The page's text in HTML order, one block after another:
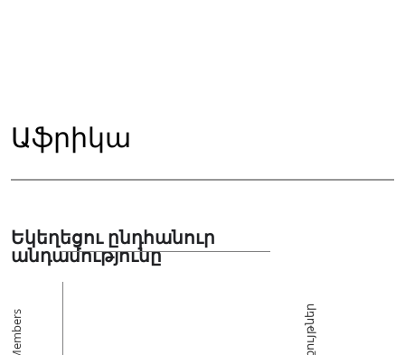
Աֆրիկա
Եկեղեցու ընդհանուր
անդամությունը
Members